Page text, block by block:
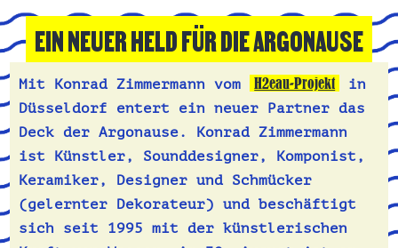
EIN NEUER HELD FÜR DIE ARGONAUSE
Mit Konrad Zimmermann vom H2eau-Projekt
in
Düsseldorf entert ein neuer Partner das
Deck der Argonause. Konrad Zimmermann
ist Künstler, Sounddesigner, Komponist,
Keramiker, Designer und Schmücker
(gelernter Dekorateur) und beschäftigt
sich seit 1995 mit der künstlerischen